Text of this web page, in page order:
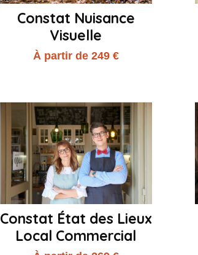
Constat Nuisance
Visuelle
À partir de 249 €
Constat État des Lieux
Local Commercial